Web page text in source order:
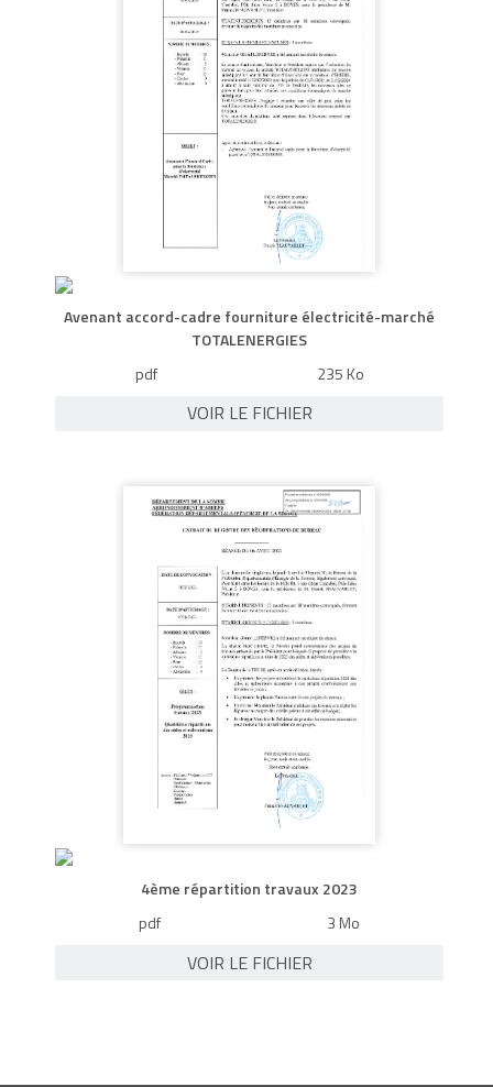
Avenant accord-cadre fourniture électricité-marché
TOTALENERGIES
pdf
235 Ko
VOIR LE FICHIER
4ème répartition travaux 2023
pdf
3 Mo
VOIR LE FICHIER